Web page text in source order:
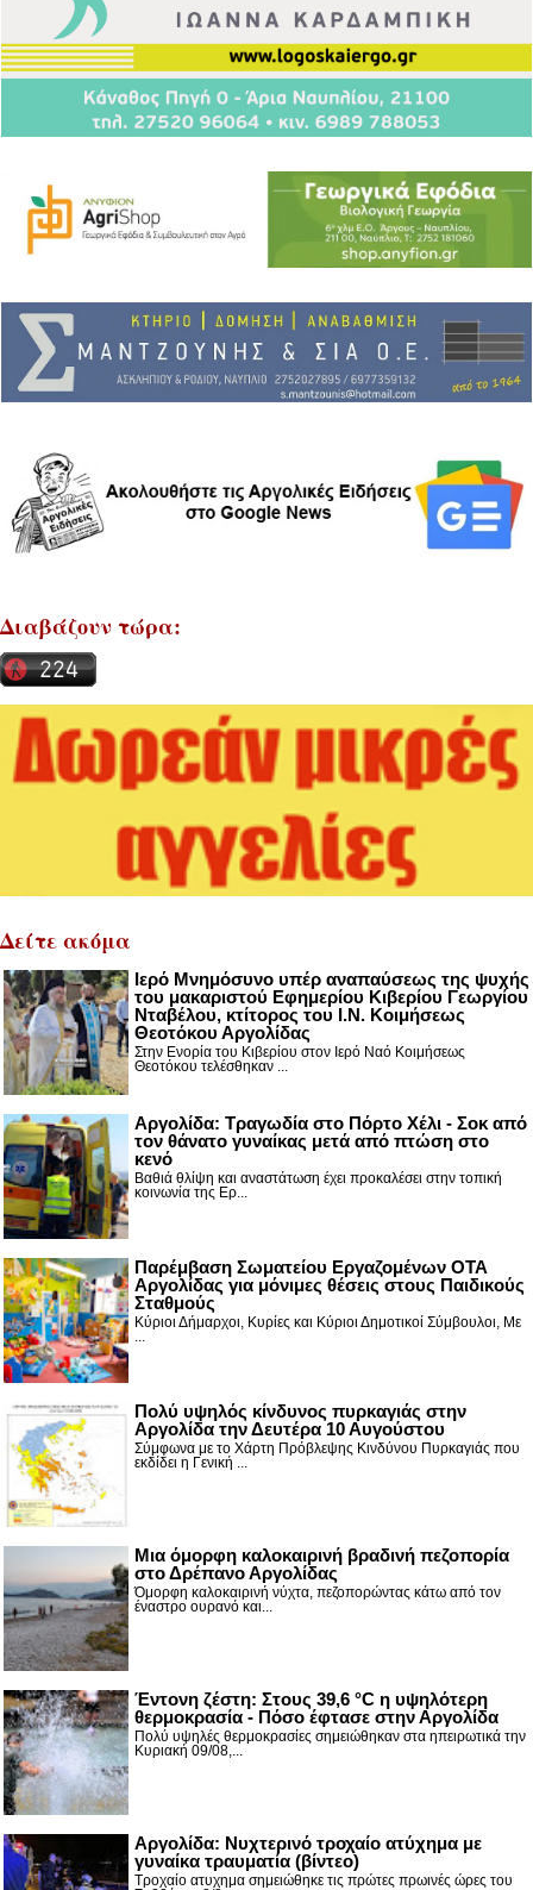
Διαβάζουν τώρα:
Δείτε ακόμα
Ιερό Μνημόσυνο υπέρ αναπαύσεως της ψυχής
του μακαριστού Εφημερίου Κιβερίου Γεωργίου
Νταβέλου, κτίτορος του Ι.Ν. Κοιμήσεως
Θεοτόκου Αργολίδας
Στην Ενορία του Κιβερίου στον Ιερό Ναό Κοιμήσεως
Θεοτόκου τελέσθηκαν ...
Αργολίδα: Τραγωδία στο Πόρτο Χέλι - Σοκ από
τον θάνατο γυναίκας μετά από πτώση στο
κενό
Βαθιά θλίψη και αναστάτωση έχει προκαλέσει στην τοπική
κοινωνία της Ερ...
Παρέμβαση Σωματείου Εργαζομένων ΟΤΑ
Αργολίδας για μόνιμες θέσεις στους Παιδικούς
Σταθμούς
Κύριοι Δήμαρχοι, Κυρίες και Κύριοι Δημοτικοί Σύμβουλοι, Με
...
Πολύ υψηλός κίνδυνος πυρκαγιάς στην
Αργολίδα την Δευτέρα 10 Αυγούστου
Σύμφωνα με το Χάρτη Πρόβλεψης Κινδύνου Πυρκαγιάς που
εκδίδει η Γενική ...
Μια όμορφη καλοκαιρινή βραδινή πεζοπορία
στο Δρέπανο Αργολίδας
Όμορφη καλοκαιρινή νύχτα, πεζοπορώντας κάτω από τον
έναστρο ουρανό και...
Έντονη ζέστη: Στους 39,6 °C η υψηλότερη
θερμοκρασία - Πόσο έφτασε στην Αργολίδα
Πολύ υψηλές θερμοκρασίες σημειώθηκαν στα ηπειρωτικά την
Κυριακή 09/08,...
Αργολίδα: Νυχτερινό τροχαίο ατύχημα με
γυναίκα τραυματία (βίντεο)
Τροχαίο ατυχημα σημειώθηκε τις πρώτες πρωινές ώρες του